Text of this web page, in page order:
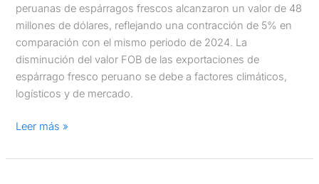
peruanas de espárragos frescos alcanzaron un valor de 48
millones de dólares, reflejando una contracción de 5% en
comparación con el mismo periodo de 2024. La
disminución del valor FOB de las exportaciones de
espárrago fresco peruano se debe a factores climáticos,
logísticos y de mercado.
Leer más »